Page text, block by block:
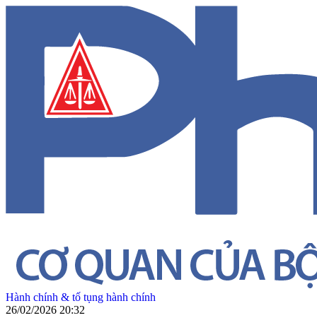
Hành chính & tố tụng hành chính
26/02/2026 20:32